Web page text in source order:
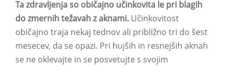
Ta zdravljenja so običajno učinkovita le pri blagih
do zmernih težavah z aknami. Učinkovitost
običajno traja nekaj tednov ali približno tri do šest
mesecev, da se opazi. Pri hujših in resnejših aknah
se ne oklevajte in se posvetujte s svojim